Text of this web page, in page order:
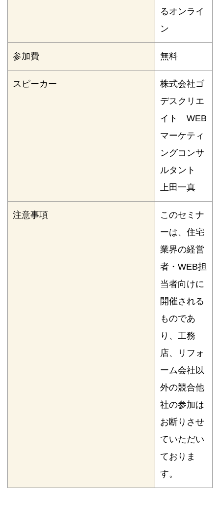
るオンライ
ン
参加費 無料
スピーカー
株式会社ゴ
デスクリエ
イト WEB
マーケティ
ングコンサ
ルタント
上田一真
注意事項
このセミナ
ーは、住宅
業界の経営
者・WEB担
当者向けに
開催される
ものであ
り、工務
店、リフォ
ーム会社以
外の競合他
社の参加は
お断りさせ
ていただい
ておりま
す。